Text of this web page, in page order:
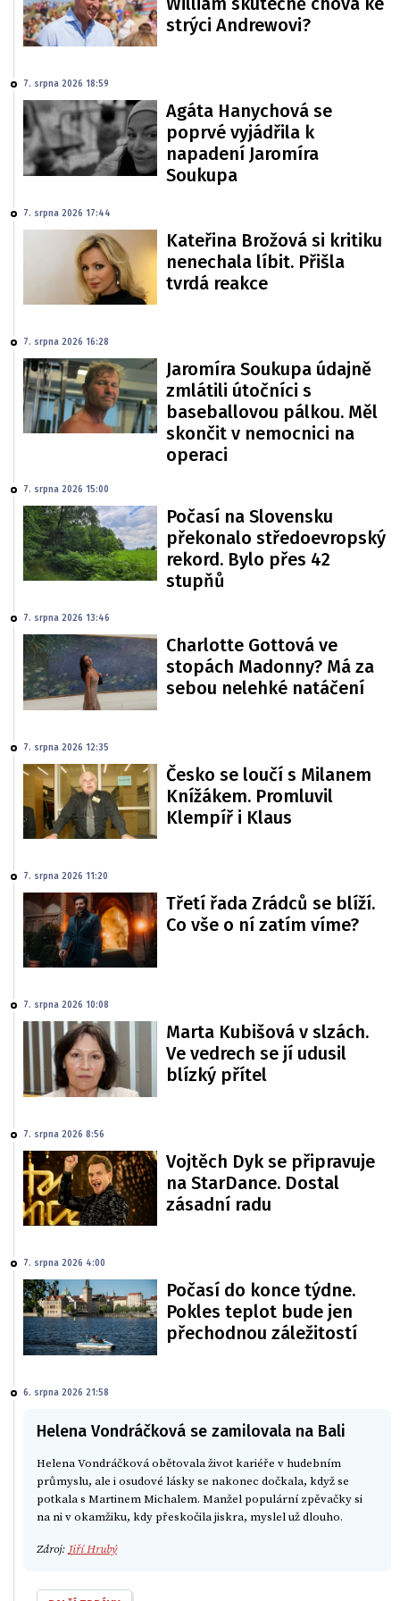
strýci Andrewovi?
7. srpna 2026 18:59
Agáta Hanychová se
poprvé vyjádřila k
napadení Jaromíra
Soukupa
7. srpna 2026 17:44
Kateřina Brožová si kritiku
nenechala líbit. Přišla
tvrdá reakce
7. srpna 2026 16:28
Jaromíra Soukupa údajně
zmlátili útočníci s
baseballovou pálkou. Měl
skončit v nemocnici na
operaci
7. srpna 2026 15:00
Počasí na Slovensku
překonalo středoevropský
rekord. Bylo přes 42
stupňů
7. srpna 2026 13:46
Charlotte Gottová ve
stopách Madonny? Má za
sebou nelehké natáčení
7. srpna 2026 12:35
Česko se loučí s Milanem
Knížákem. Promluvil
Klempíř i Klaus
7. srpna 2026 11:20
Třetí řada Zrádců se blíží.
Co vše o ní zatím víme?
7. srpna 2026 10:08
Marta Kubišová v slzách.
Ve vedrech se jí udusil
blízký přítel
7. srpna 2026 8:56
Vojtěch Dyk se připravuje
na StarDance. Dostal
zásadní radu
7. srpna 2026 4:00
Počasí do konce týdne.
Pokles teplot bude jen
přechodnou záležitostí
6. srpna 2026 21:58
Helena Vondráčková se zamilovala na Bali
Helena Vondráčková obětovala život kariéře v hudebním
průmyslu, ale i osudové lásky se nakonec dočkala, když se
potkala s Martinem Michalem. Manžel populární zpěvačky si
na ni v okamžiku, kdy přeskočila jiskra, myslel už dlouho.
Zdroj: Jiří Hrubý